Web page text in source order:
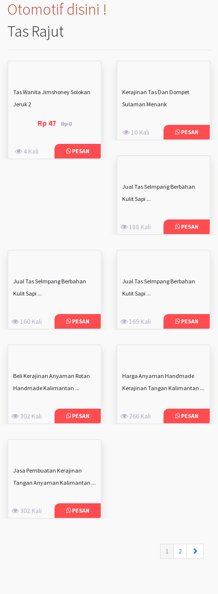
Otomotif disini !
Tas Rajut
Tas Wanita Jimshoney Solokan
Jeruk 2
Rp 47 Rp 0
4 Kali PESAN
Kerajinan Tas Dan Dompet
Sulaman Menarik
16 Kali PESAN
Jual Tas Selmpang Berbahan
Kulit Sapi ...
188 Kali PESAN
Jual Tas Selmpang Berbahan
Kulit Sapi ...
160 Kali PESAN
Jual Tas Selmpang Berbahan
Kulit Sapi ...
169 Kali PESAN
Beli Kerajinan Anyaman Rotan
Handmade Kalimantan ...
302 Kali PESAN
Harga Anyaman Handmade
Kerajinan Tangan Kalimantan ...
266 Kali PESAN
Jasa Pembuatan Kerajinan
Tangan Anyaman Kalimantan ...
302 Kali PESAN
1 (current)
2